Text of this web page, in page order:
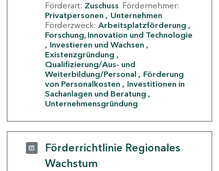
Förderart: Zuschuss Fördernehmer:
Privatpersonen
Unternehmen
Förderzweck: Arbeitsplatzförderung
Forschung, Innovation und Technologie
Investieren und Wachsen
Existenzgründung
Qualifizierung/Aus- und
Weiterbildung/Personal
Förderung
von Personalkosten
Investitionen in
Sachanlagen und Beratung
Unternehmensgründung
Förderrichtlinie Regionales
Wachstum